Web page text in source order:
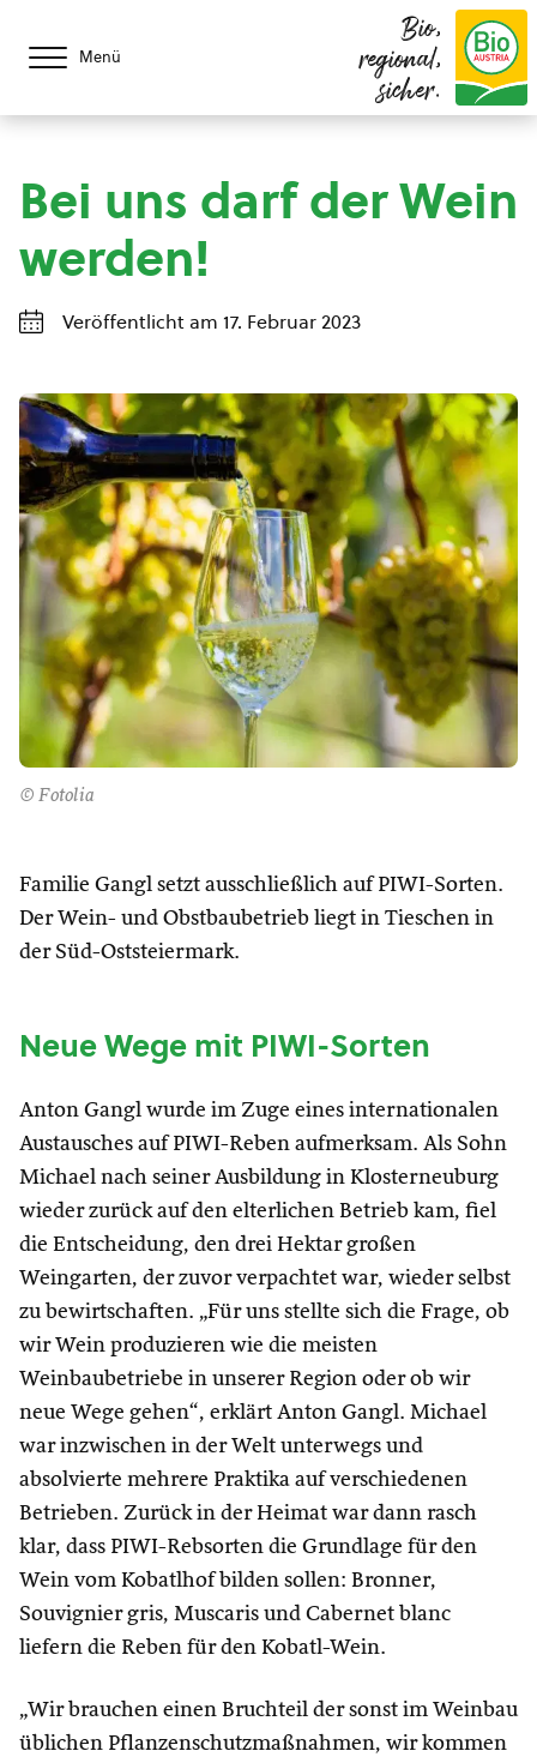
Menü
Bio,
regional,
sicher.
Bei uns darf der Wein
werden!
Veröffentlicht am 17. Februar 2023
© Fotolia
Familie Gangl setzt ausschließlich auf PIWI-Sorten.
Der Wein- und Obstbaubetrieb liegt in Tieschen in
der Süd-Oststeiermark.
Neue Wege mit PIWI-Sorten
Anton Gangl wurde im Zuge eines internationalen
Austausches auf PIWI-Reben aufmerksam. Als Sohn
Michael nach seiner Ausbildung in Klosterneuburg
wieder zurück auf den elterlichen Betrieb kam, fiel
die Entscheidung, den drei Hektar großen
Weingarten, der zuvor verpachtet war, wieder selbst
zu bewirtschaften. „Für uns stellte sich die Frage, ob
wir Wein produzieren wie die meisten
Weinbaubetriebe in unserer Region oder ob wir
neue Wege gehen“, erklärt Anton Gangl. Michael
war inzwischen in der Welt unterwegs und
absolvierte mehrere Praktika auf verschiedenen
Betrieben. Zurück in der Heimat war dann rasch
klar, dass PIWI-Rebsorten die Grundlage für den
Wein vom Kobatlhof bilden sollen: Bronner,
Souvignier gris, Muscaris und Cabernet blanc
liefern die Reben für den Kobatl-Wein.
„Wir brauchen einen Bruchteil der sonst im Weinbau
üblichen Pflanzenschutzmaßnahmen, wir kommen